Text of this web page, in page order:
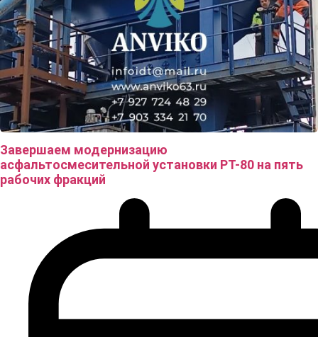
Завершаем модернизацию
асфальтосмесительной установки РТ-80 на пять
рабочих фракций